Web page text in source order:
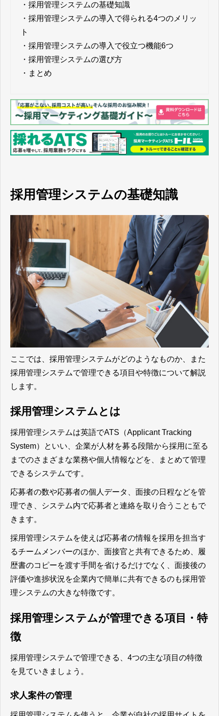
・ 採用管理システムの基礎知識
・ 採用管理システムの導入で得られる4つのメリッ
ト
・ 採用管理システムの導入で役立つ機能6つ
・ 採用管理システムの選び方
・ まとめ
採用管理システムの基礎知識
ここでは、採用管理システムがどのようなものか、また
採用管理システムで管理できる項目や特徴について解説
します。
採用管理システムとは
採用管理システムは英語でATS（Applicant Tracking
System）といい、企業が人材を募る段階から採用に至る
までのさまざまな業務や個人情報などを、まとめて管理
できるシステムです。
応募者の数や応募者の個人データ、面接の日程などを管
理でき、システム内で応募者と連絡を取り合うこともで
きます。
採用管理システムを使えば応募者の情報を採用を担当す
るチームメンバーのほか、面接官と共有できるため、履
歴書のコピーを渡す手間を省けるだけでなく、面接後の
評価や進捗状況を企業内で簡単に共有できるのも採用管
理システムの大きな特徴です。
採用管理システムが管理できる項目・特
徴
採用管理システムで管理できる、4つの主な項目の特徴
を見ていきましょう。
求人案件の管理